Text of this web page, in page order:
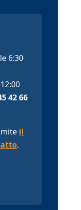
6:30
42 66
il
.